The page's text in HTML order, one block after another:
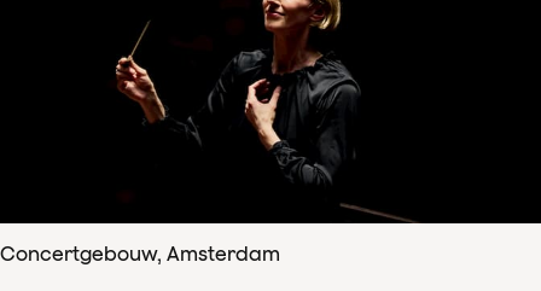
Concertgebouw, Amsterdam